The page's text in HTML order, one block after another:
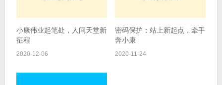
小康伟业起笔处，人间天堂新
征程
2020-12-06
密码保护：站上新起点，牵手
奔小康
2020-11-24